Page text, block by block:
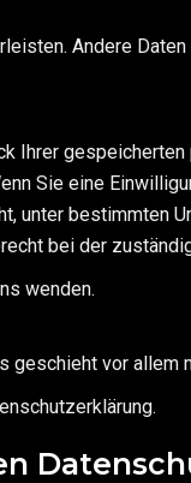
Andere
Ihrer
Sie eine
unter bestimmten
bei der
wenden.
vor allem